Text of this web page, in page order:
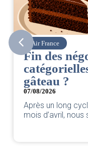
Air France
Fin des
gâteau ?
07/08/2026
Après un long
mois d’avril,